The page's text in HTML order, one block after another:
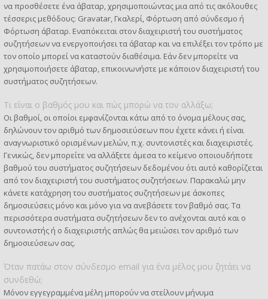
να προσθέσετε ένα άβαταρ, χρησιμοποιώντας μια από τις ακόλουθες
τέσσερις μεθόδους: Gravatar, Γκαλερί, Φόρτωση από σύνδεσμο ή
Φόρτωση άβαταρ. Εναπόκειται στον διαχειριστή του συστήματος
συζητήσεων να ενεργοποιήσει τα άβαταρ και να επιλέξει τον τρόπο με
τον οποίο μπορεί να καταστούν διαθέσιμα. Εάν δεν μπορείτε να
χρησιμοποιήσετε άβαταρ, επικοινωνήστε με κάποιον διαχειριστή του
συστήματος συζητήσεων.
Τι είναι ο βαθμός μου και πώς μπορώ να τον αλλάξω;
Οι βαθμοί, οι οποίοι εμφανίζονται κάτω από το όνομα μέλους σας,
δηλώνουν τον αριθμό των δημοσιεύσεων που έχετε κάνει ή είναι
αναγνωριστικό ορισμένων μελών, π.χ. συντονιστές και διαχειριστές.
Γενικώς, δεν μπορείτε να αλλάξετε άμεσα το κείμενο οποιουδήποτε
βαθμού του συστήματος συζητήσεων δεδομένου ότι αυτό καθορίζεται
από τον διαχειριστή του συστήματος συζητήσεων. Παρακαλώ μην
κάνετε κατάχρηση του συστήματος συζητήσεων με άσκοπες
δημοσιεύσεις μόνο και μόνο για να ανεβάσετε τον βαθμό σας. Τα
περισσότερα συστήματα συζητήσεων δεν το ανέχονται αυτό και ο
συντονιστής ή ο διαχειριστής απλώς θα μειώσει τον αριθμό των
δημοσιεύσεων σας.
Όταν πατάω στον σύνδεσμο email για ένα μέλος μου ζητάει να
συνδεθώ;
Μόνον εγγεγραμμένα μέλη μπορούν να στείλουν μήνυμα